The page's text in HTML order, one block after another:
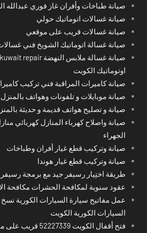
صيانة طباخات وأفران غاز فوري عبدالله
صيانة غسالات اتوماتيك حولي
صيانة غسالات قريب على موقعي
صيانة غسالة اتوماتيك الشويخ فني
اوتوماتيك الكويت
صيانة كاميرات المراقبة فني تركيب
صيانة موبايلات و تلفونات وهواتف
صيانة و تصليح هواتف قديمة و حديثة
صيانة واصلاح كهرباء المنازل كهربائي
الجهراء
صيانة وتركيب قطع غيار أفران وطباخات
صيانة وتركيب قطع غيار هوندا
طريقة اختِيار رسيفر جيد مع برمجة
عقود سنوية لمكافحة الحشرات مكافحة
عمل مفاتيح سيارة السيارات الكورية
السيارات الكورية الكويت
فتح أقفال الكويت 52227339 قريب على موقعي